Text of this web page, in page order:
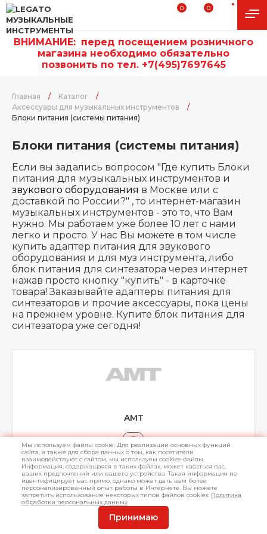
0 0
ВНИМАНИЕ: перед посещением розничного
магазина необходимо обязательно
позвонить по тел. +7(495)7697645
Главная / Каталог
/
Аксессуары для музыкальных инструментов
/
Блоки питания (системы питания)
Блоки питания (системы питания)
Если вы задались вопросом "Где купить Блоки
питания для музыкальных инструментов и
звукового оборудования в Москве или с
доставкой по России?" , то интернет-магазин
музыкальных инструментов - это то, что Вам
нужно. Мы работаем уже более 10 лет с нами
легко и просто. У нас Вы можете в том числе
купить адаптер питания для звукового
оборудования и для муз инструмента, либо
блок питания для синтезатора через интернет
нажав просто кнопку "купить" - в карточке
товара! Заказывайте адаптеры питания для
синтезаторов и прочие аксессуары, пока цены
на прежнем уровне. Купите блок питания для
синтезатора уже сегодня!
AMT
3
Найдено товаров:46
Сортировать по:
Мы используем файлы cookie. Для реализации основных функций
сайта, а также для сбора данных о том, как посетители
взаимодействуют с сайтом, мы используем cookies-файлы.
Информация, содержащаяся в таких файлах, может касаться вас,
ваших предпочтений или вашего устройства. Такая информация не
идентифицирует вас прямо, однако может дать вам более
персонализированный опыт работы в Интернете. Вы можете
запретить использование некоторых типов файлов cookies. Политика
обработки персональных данных
Принимаю